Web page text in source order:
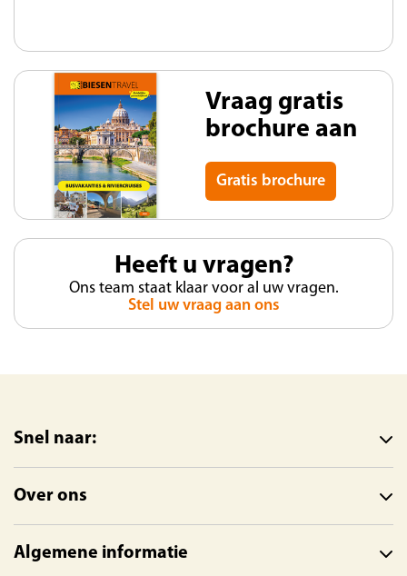
Vraag gratis
brochure aan
Gratis brochure
Heeft u vragen?
Ons team staat klaar voor al uw vragen.
Stel uw vraag aan ons
Snel naar:
Over ons
Algemene informatie